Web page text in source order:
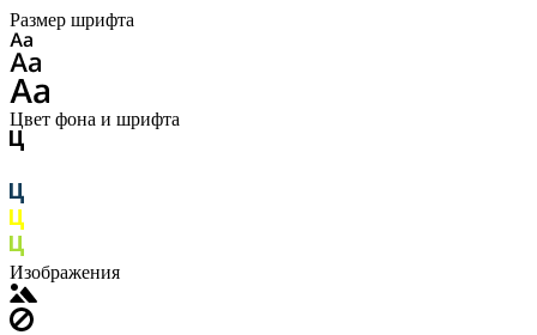
Размер шрифта
Цвет фона и шрифта
Изображения